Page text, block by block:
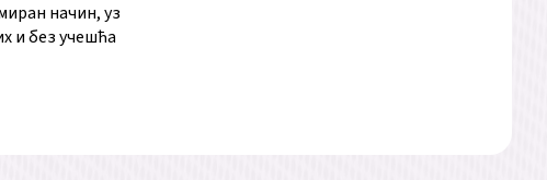
начин, уз
и без учешћа